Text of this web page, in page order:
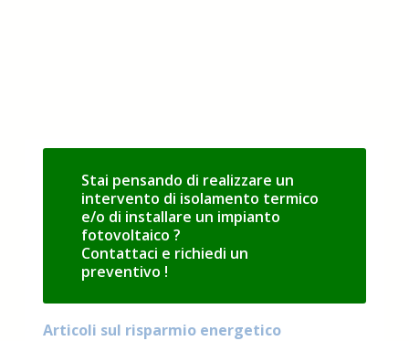
Stai pensando di realizzare un
intervento di isolamento termico
e/o di installare un impianto
fotovoltaico ?
Contattaci e richiedi un
preventivo !
Articoli sul risparmio energetico